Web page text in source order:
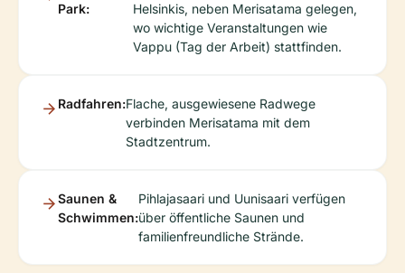
Park:
Helsinkis, neben Merisatama gelegen,
wo wichtige Veranstaltungen wie
Vappu (Tag der Arbeit) stattfinden.
Radfahren:Flache, ausgewiesene Radwege
verbinden Merisatama mit dem
Stadtzentrum.
Saunen &
Schwimmen:
Pihlajasaari und Uunisaari verfügen
über öffentliche Saunen und
familienfreundliche Strände.